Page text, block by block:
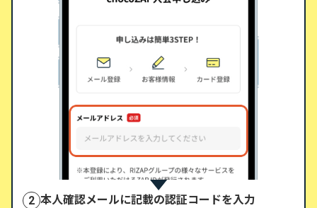
2 本人確認メールに記載の認証コードを入力